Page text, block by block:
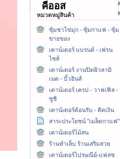
คีออส
หมวดหมู่สินค้า
ซุ้มชาไข่มุก - ซุ้มกาแฟ - ซุ้ม
ขายของ
เคาน์เตอร์ แบรนด์ - เฟรน
ไชส์
เคาน์เตอร์ งานปิดผิวลามิ
เนต - บิ้วอินส์
เคาน์เตอร์ เครป - วาฟเฟิล -
ซูชิ
เคาน์เตอร์ต้อนรับ - คิดเงิน
สาระประโยชน์ "เมล็ดกาแฟ"
เคาน์เตอร์ไม้สน
ร้านทำเล็บ ร้านเสริมสวย
เคาน์เตอร์ไปรษณีย์-แฟลช